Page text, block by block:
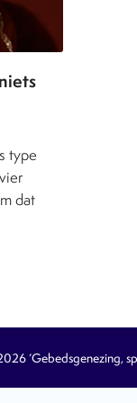
type
dat
‘Gebedsgenezing,